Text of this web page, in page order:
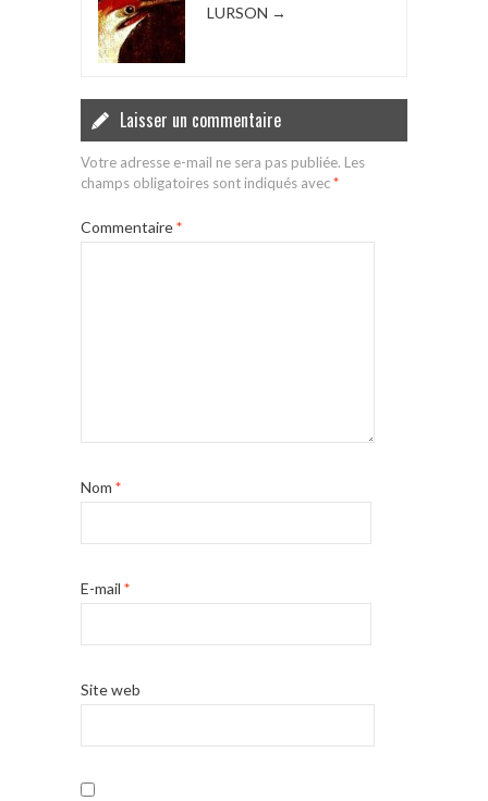
LURSON →
Laisser un commentaire
Votre adresse e-mail ne sera pas publiée. Les
champs obligatoires sont indiqués avec*
Commentaire*
Nom *
E-mail *
Site web